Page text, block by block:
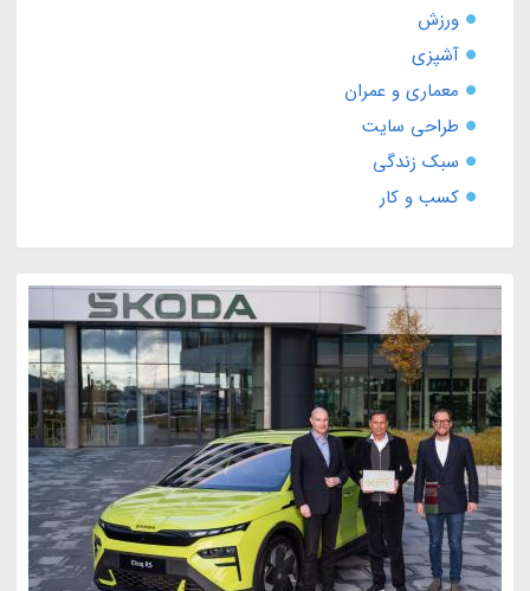
ورزش
آشپزی
معماری و عمران
طراحی سایت
سبک زندگی
کسب و کار